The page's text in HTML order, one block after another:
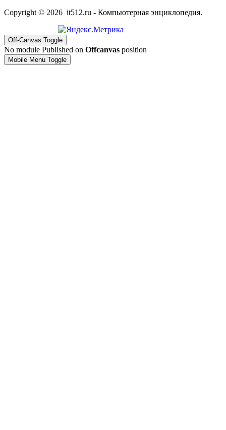
Copyright © 2026 it512.ru - Компьютерная энциклопедия.
Off-Canvas Toggle
No module Published on Offcanvas position
Mobile Menu Toggle